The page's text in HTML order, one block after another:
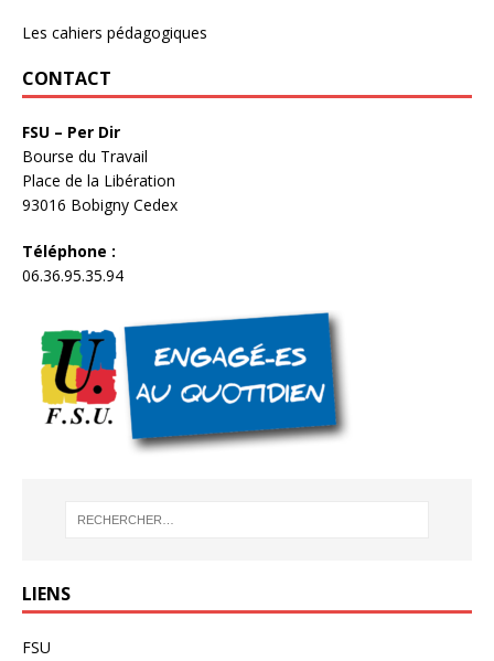
Les cahiers pédagogiques
CONTACT
FSU – Per Dir
Bourse du Travail
Place de la Libération
93016 Bobigny Cedex
Téléphone :
06.36.95.35.94
LIENS
FSU